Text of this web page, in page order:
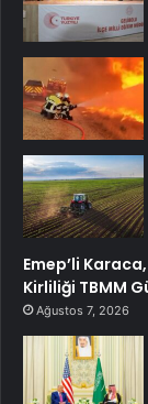
Emep’li
Kirliliği TBMM
Ağustos 7, 2026